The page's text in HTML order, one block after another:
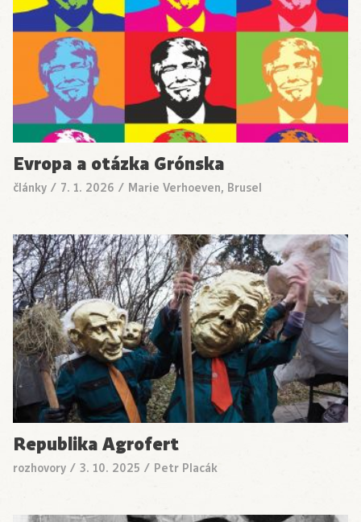
Evropa a otázka Grónska
články / 7. 1. 2026 / Marie Verhoeven, Brusel
Republika Agrofert
rozhovory / 3. 10. 2025 / Petr Placák